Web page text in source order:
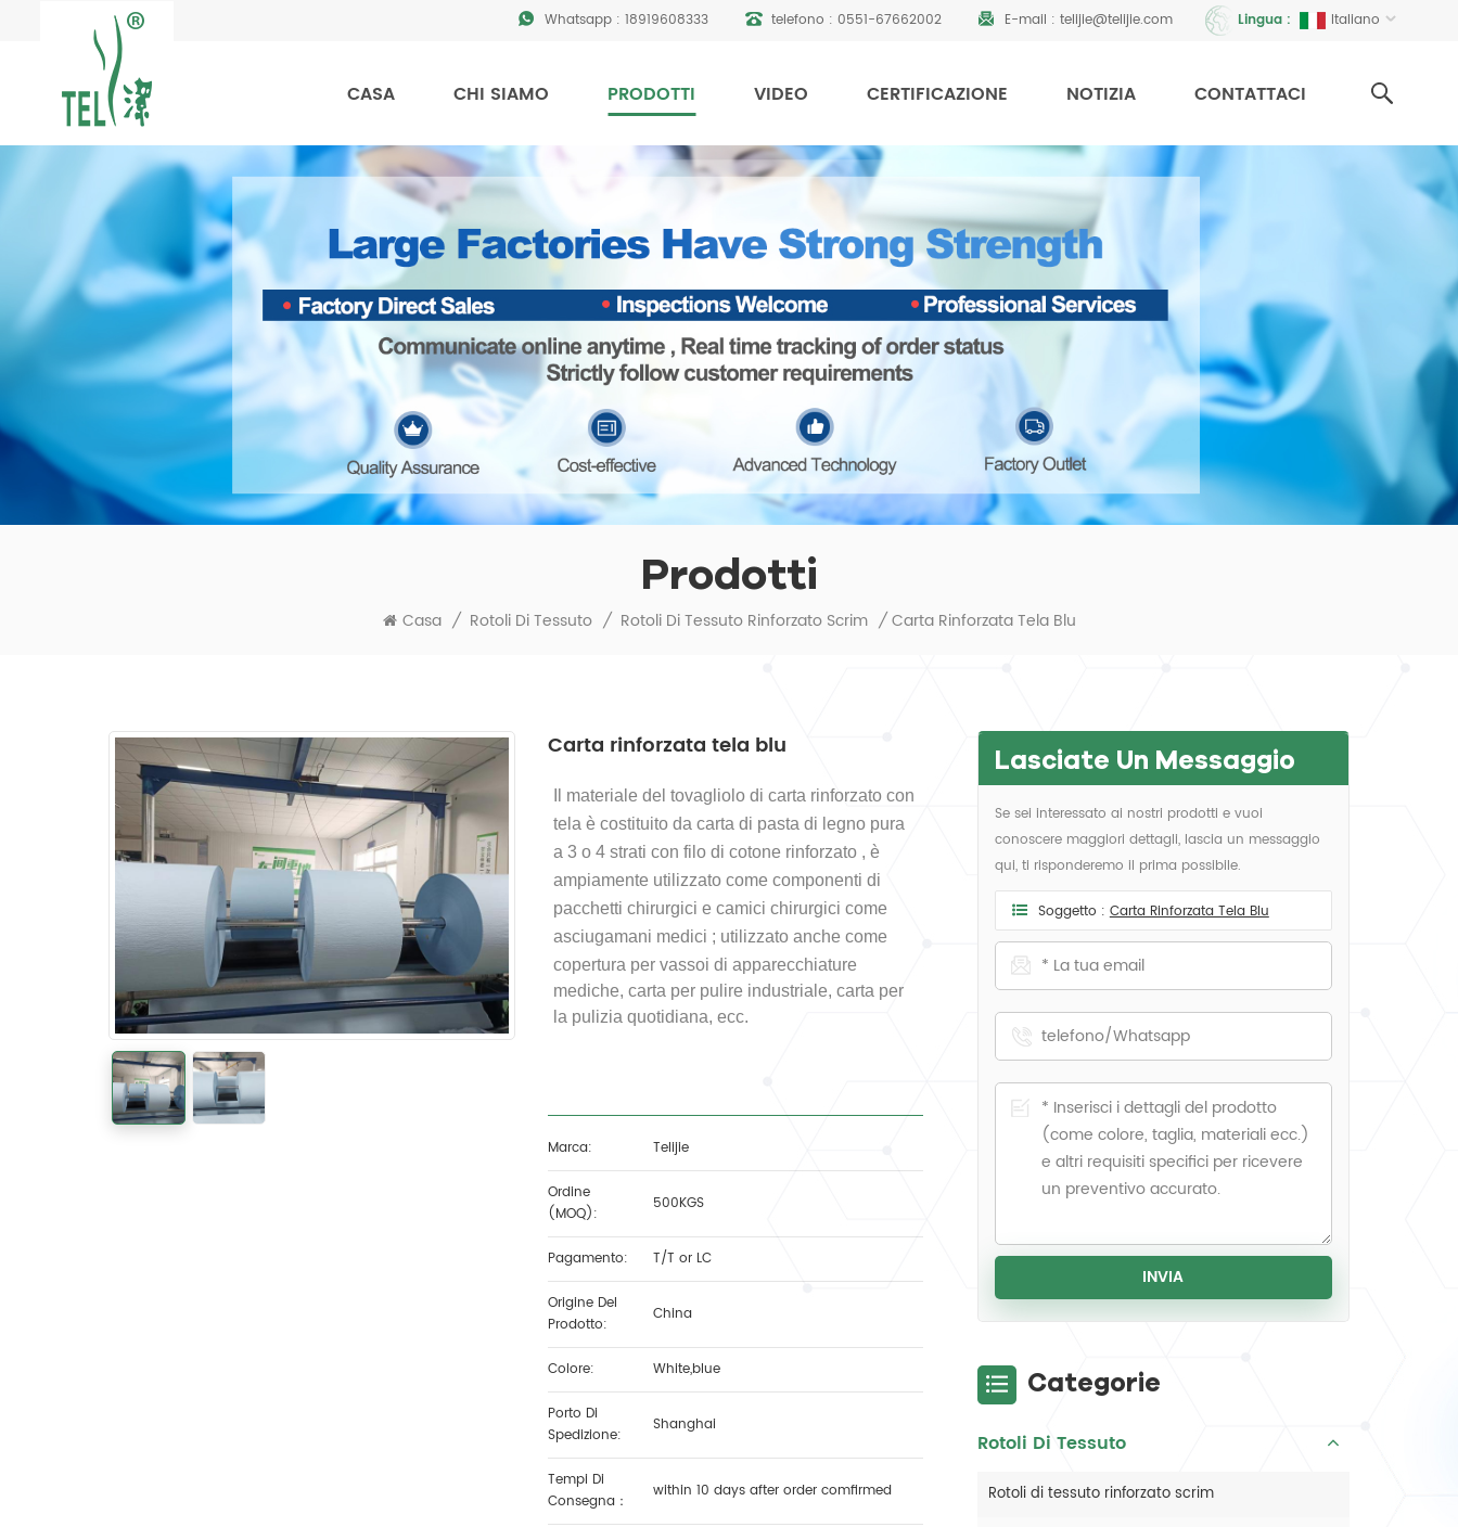
Lingua : Italiano
Whatsapp : 18919608333 telefono : 0551-67662002 E-mail : telijie@telijie.com
CASA CHI SIAMO PRODOTTI VIDEO CERTIFICAZIONE NOTIZIA CONTATTACI
Prodotti
Casa / Rotoli Di Tessuto / Rotoli Di Tessuto Rinforzato Scrim / Carta Rinforzata Tela Blu
Carta rinforzata tela blu
Il materiale del tovagliolo di carta rinforzato con
tela è costituito da carta di pasta di legno pura
a 3 o 4 strati con filo di cotone rinforzato , è
ampiamente utilizzato come componenti di
pacchetti chirurgici e camici chirurgici come
asciugamani medici ; utilizzato anche come
copertura per vassoi di apparecchiature
mediche, carta per pulire industriale, carta per
la pulizia quotidiana, ecc.
Marca: Telijie
Ordine
(MOQ):
500KGS
Pagamento: T/T or LC
Origine Del
Prodotto:
China
Colore: White,blue
Porto Di
Spedizione:
Shanghai
Tempi Di
Consegna：
within 10 days after order comfirmed
Lasciate Un Messaggio
Se sei interessato ai nostri prodotti e vuoi
conoscere maggiori dettagli, lascia un messaggio
qui, ti risponderemo il prima possibile.
Soggetto :Carta Rinforzata Tela Blu
Categorie
Rotoli Di Tessuto
Rotoli di tessuto rinforzato scrim